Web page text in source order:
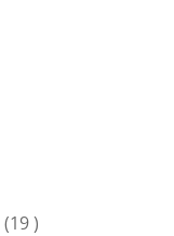
(19 )